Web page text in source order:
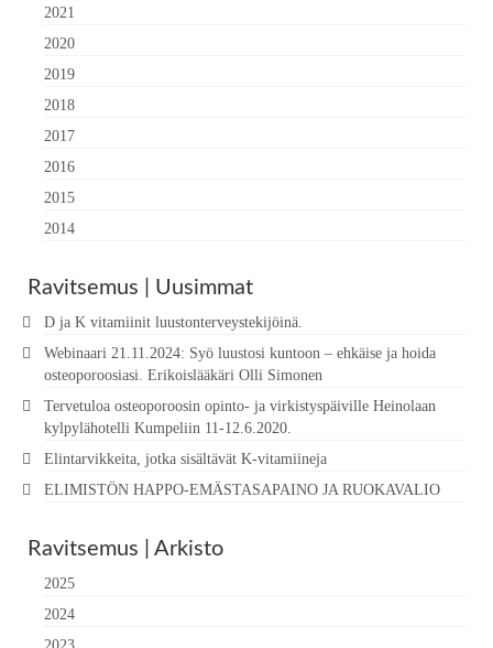
2021
2020
2019
2018
2017
2016
2015
2014
Ravitsemus | Uusimmat
D ja K vitamiinit luustonterveystekijöinä.
Webinaari 21.11.2024: Syö luustosi kuntoon – ehkäise ja hoida
osteoporoosiasi. Erikoislääkäri Olli Simonen
Tervetuloa osteoporoosin opinto- ja virkistyspäiville Heinolaan
kylpylähotelli Kumpeliin 11-12.6.2020.
Elintarvikkeita, jotka sisältävät K-vitamiineja
ELIMISTÖN HAPPO-EMÄSTASAPAINO JA RUOKAVALIO
Ravitsemus | Arkisto
2025
2024